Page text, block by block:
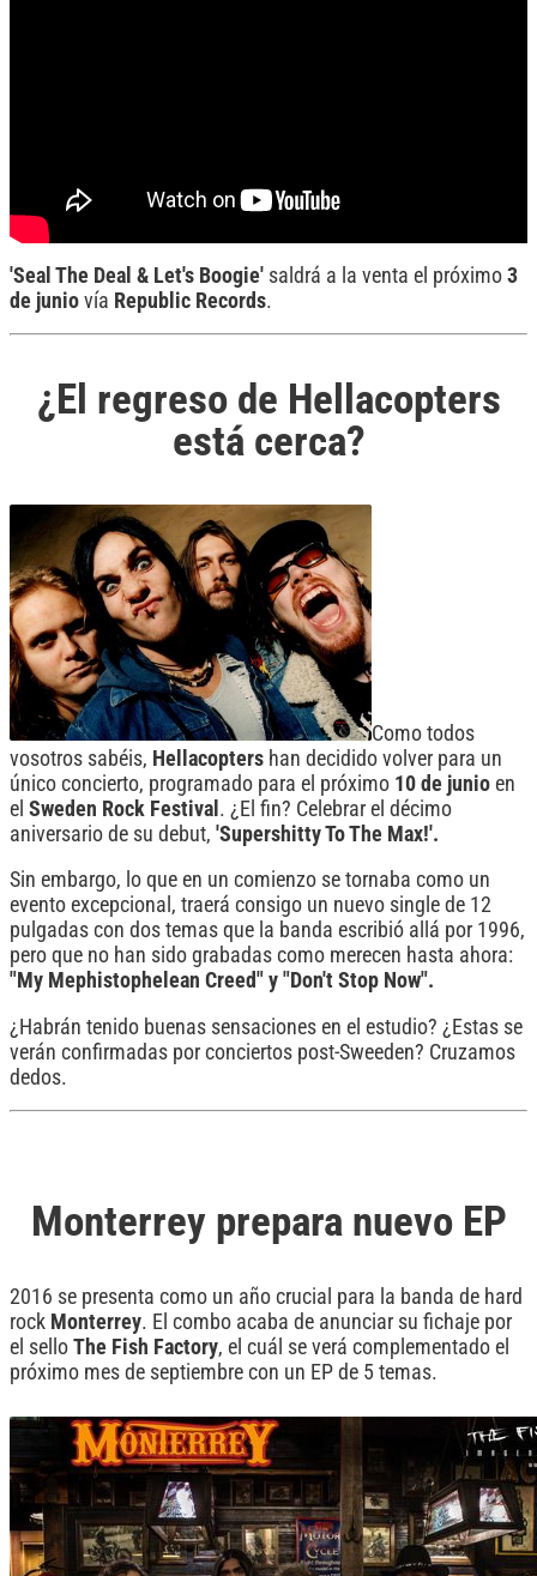
'Seal The Deal & Let's Boogie' saldrá a la venta el próximo 3
de junio vía Republic Records.
¿El regreso de Hellacopters
está cerca?
Como todos
vosotros sabéis, Hellacopters han decidido volver para un
único concierto, programado para el próximo 10 de junio en
el Sweden Rock Festival . ¿El fin? Celebrar el décimo
aniversario de su debut, 'Supershitty To The Max!'.
Sin embargo, lo que en un comienzo se tornaba como un
evento excepcional, traerá consigo un nuevo single de 12
pulgadas con dos temas que la banda escribió allá por 1996,
pero que no han sido grabadas como merecen hasta ahora:
"My Mephistophelean Creed" y "Don't Stop Now".
¿Habrán tenido buenas sensaciones en el estudio? ¿Estas se
verán confirmadas por conciertos post-Sweeden? Cruzamos
dedos.
Monterrey prepara nuevo EP
2016 se presenta como un año crucial para la banda de hard
rock Monterrey. El combo acaba de anunciar su fichaje por
el sello The Fish Factory, el cuál se verá complementado el
próximo mes de septiembre con un EP de 5 temas.